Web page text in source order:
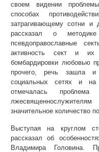
своем видении
способах
затрагивающему сотни
рассказал о
псевдоправославные
активность сект и
бомбардировки любовью
прочего, речь зашла
социальных сетях и
отмечалась проблема
значительное количество
Выступая на круглом
рассказал об
Владимира Головина.